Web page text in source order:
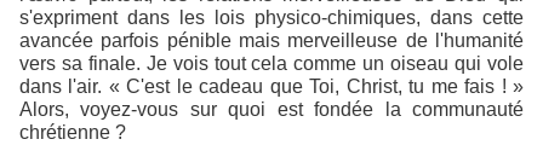
s'expriment dans les lois physico-chimiques, dans cette
avancée parfois pénible mais merveilleuse de l'humanité
vers sa finale. Je vois tout cela comme un oiseau qui vole
dans l'air. « C'est le cadeau que Toi, Christ, tu me fais ! »
Alors, voyez-vous sur quoi est fondée la communauté
chrétienne ?